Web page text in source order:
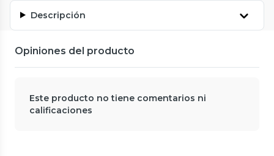
Descripción
Opiniones del producto
Este producto no tiene comentarios ni
calificaciones